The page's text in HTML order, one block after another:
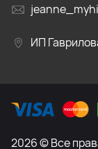
ИП
2026 © Все